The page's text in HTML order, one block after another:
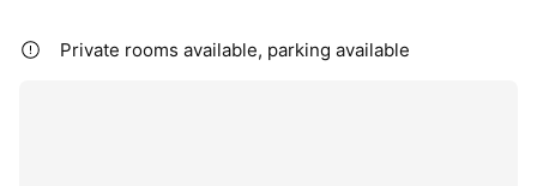
Private rooms available, parking available